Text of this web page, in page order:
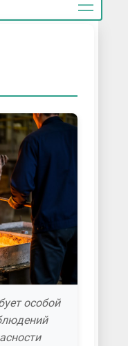
особой